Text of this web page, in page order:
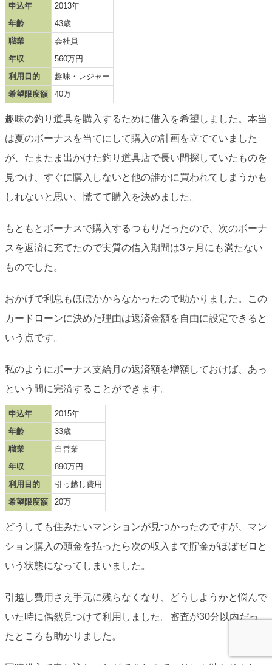
申込年
2013年
年齢
43歳
職業
会社員
年収
560万円
利用目的
趣味・レジャー
希望限度額
40万
趣味の釣り道具を購入するために借入を希望しました。本当
は夏のボーナスを当てにして購入の計画を立てていました
が、たまたま出かけた釣り道具店で長い間探していたものを
見つけ、すぐに購入しないと他の誰かに買われてしまうかも
しれないと思い、慌てて購入を決めました。
もともとボーナスで購入するつもりだったので、次のボーナ
スを返済に充てたので実質の借入期間は3ヶ月にも満たない
ものでした。
おかげで利息もほぼかからなかったので助かりました。この
カードローンに決めた理由は返済金額を自由に設定できると
いう点です。
私のようにボーナス支給月の返済額を増額しておけば、あっ
という間に完済することができます。
申込年
2015年
年齢
33歳
職業
自営業
年収
890万円
利用目的
引っ越し費用
希望限度額
20万
どうしても住みたいマンションが見つかったのですが、マン
ション購入の頭金を払ったら次の収入まで貯金がほぼゼロと
いう状態になってしまいました。
引越し費用さえ手元に残らなくなり、どうしようかと悩んで
いた時に偶然見つけて利用しました。審査が30分以内だっ
たところも助かりました。